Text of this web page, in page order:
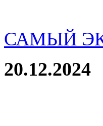
САМЫЙ
20.12.2024